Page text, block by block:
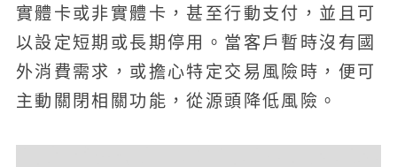
實體卡或非實體卡，甚至行動支付，並且可
以設定短期或長期停用。當客戶暫時沒有國
外消費需求，或擔心特定交易風險時，便可
主動關閉相關功能，從源頭降低風險。